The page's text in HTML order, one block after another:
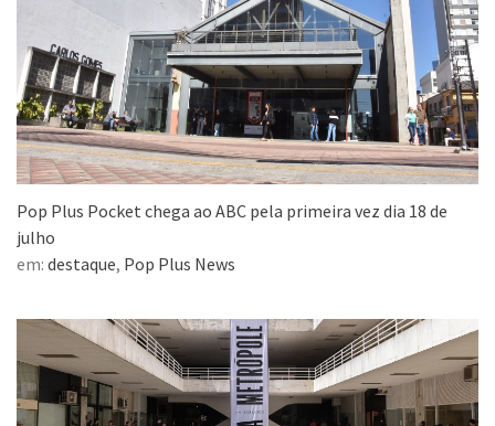
Pop Plus Pocket chega ao ABC pela primeira vez dia 18 de
julho
em: destaque, Pop Plus News